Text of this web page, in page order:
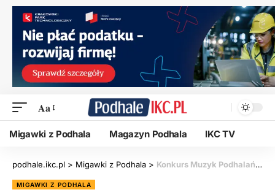
Aa
Migawki z Podhala Magazyn Podhala IKC TV
podhale.ikc.pl > Migawki z Podhala > Konkurs Muzyk Podhalańskich i Śpiewaków Ludowych
MIGAWKI Z PODHALA